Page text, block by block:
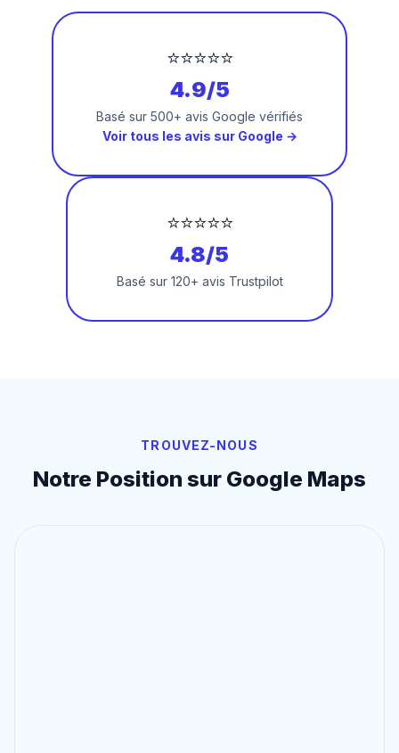
⭐⭐⭐⭐⭐
4.9/5
Basé sur 500+ avis Google vérifiés
Voir tous les avis sur Google →
⭐⭐⭐⭐⭐
4.8/5
Basé sur 120+ avis Trustpilot
TROUVEZ-NOUS
Notre Position sur Google Maps